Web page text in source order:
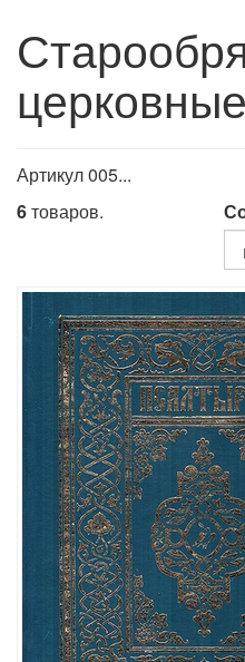
Артикул 005...
6товаров.